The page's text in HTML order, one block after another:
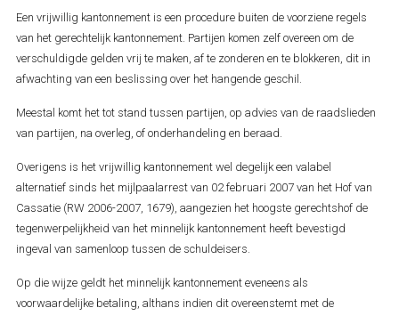
Een vrijwillig kantonnement is een procedure buiten de voorziene regels
van het gerechtelijk kantonnement. Partijen komen zelf overeen om de
verschuldigde gelden vrij te maken, af te zonderen en te blokkeren, dit in
afwachting van een beslissing over het hangende geschil.
Meestal komt het tot stand tussen partijen, op advies van de raadslieden
van partijen, na overleg, of onderhandeling en beraad.
Overigens is het vrijwillig kantonnement wel degelijk een valabel
alternatief sinds het mijlpaalarrest van 02 februari 2007 van het Hof van
Cassatie (RW 2006-2007, 1679), aangezien het hoogste gerechtshof de
tegenwerpelijkheid van het minnelijk kantonnement heeft bevestigd
ingeval van samenloop tussen de schuldeisers.
Op die wijze geldt het minnelijk kantonnement eveneens als
voorwaardelijke betaling, althans indien dit overeenstemt met de